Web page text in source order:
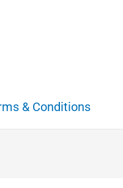
& Conditions